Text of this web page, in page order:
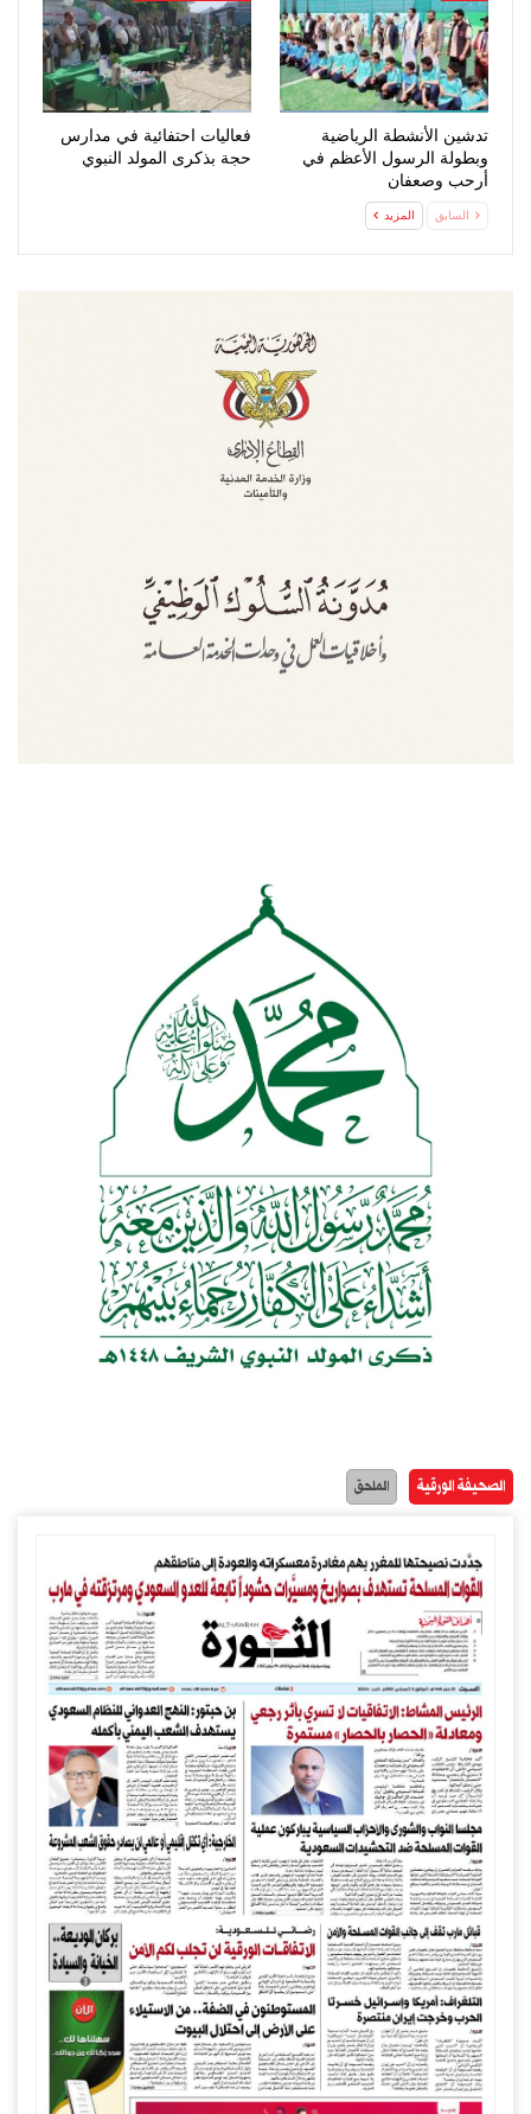
تدشين الأنشطة الرياضية
وبطولة الرسول الأعظم في
أرحب وصعفان
فعاليات احتفائية في مدارس
حجة بذكرى المولد النبوي
السابق المزيد
الصحيفة الورقية الملحق